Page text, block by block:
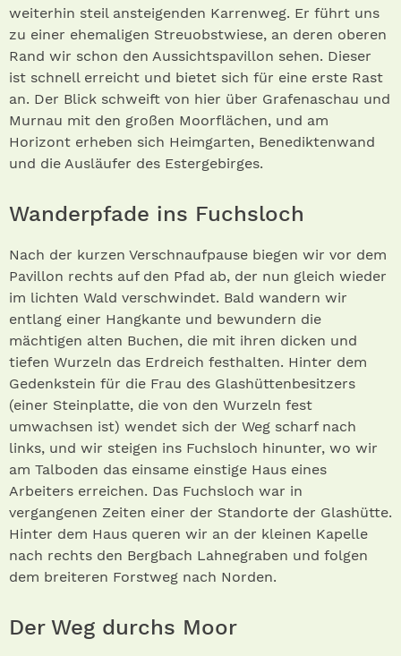
weiterhin steil ansteigenden Karrenweg. Er führt uns
zu einer ehemaligen Streuobstwiese, an deren oberen
Rand wir schon den Aussichtspavillon sehen. Dieser
ist schnell erreicht und bietet sich für eine erste Rast
an. Der Blick schweift von hier über Grafenaschau und
Murnau mit den großen Moorflächen, und am
Horizont erheben sich Heimgarten, Benediktenwand
und die Ausläufer des Estergebirges.
Wanderpfade ins Fuchsloch
Nach der kurzen Verschnaufpause biegen wir vor dem
Pavillon rechts auf den Pfad ab, der nun gleich wieder
im lichten Wald verschwindet. Bald wandern wir
entlang einer Hangkante und bewundern die
mächtigen alten Buchen, die mit ihren dicken und
tiefen Wurzeln das Erdreich festhalten. Hinter dem
Gedenkstein für die Frau des Glashüttenbesitzers
(einer Steinplatte, die von den Wurzeln fest
umwachsen ist) wendet sich der Weg scharf nach
links, und wir steigen ins Fuchsloch hinunter, wo wir
am Talboden das einsame einstige Haus eines
Arbeiters erreichen. Das Fuchsloch war in
vergangenen Zeiten einer der Standorte der Glashütte.
Hinter dem Haus queren wir an der kleinen Kapelle
nach rechts den Bergbach Lahnegraben und folgen
dem breiteren Forstweg nach Norden.
Der Weg durchs Moor